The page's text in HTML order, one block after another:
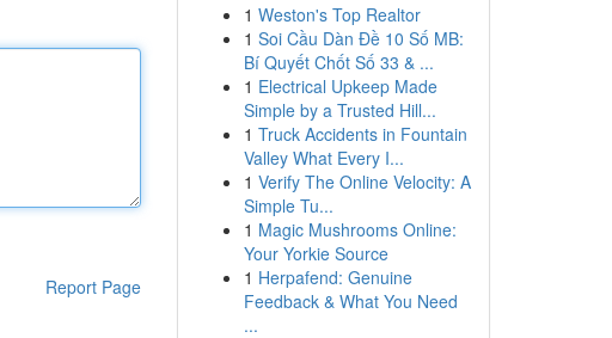
Report Page
1 Weston's Top Realtor
1 Soi Cầu Dàn Đề 10 Số MB:
Bí Quyết Chốt Số 33 & ...
1 Electrical Upkeep Made
Simple by a Trusted Hill...
1 Truck Accidents in Fountain
Valley What Every I...
1 Verify The Online Velocity: A
Simple Tu...
1 Magic Mushrooms Online:
Your Yorkie Source
1 Herpafend: Genuine
Feedback & What You Need
...